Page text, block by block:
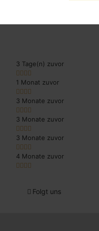
3 Tage(n) zuvor
1 Monat zuvor
3 Monate zuvor
3 Monate zuvor
3 Monate zuvor
4 Monate zuvor
Folgt uns